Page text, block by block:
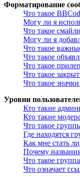
Форматирование
Что такое
Могу ли я
Что такое
Могу ли я
Что такое
Что такое
Что такое
Что такое
Что такое
Уровни
Кто такие
Кто такие
Что такое
Где находятся
Как мне стать
Почему
Что такое
Что означает